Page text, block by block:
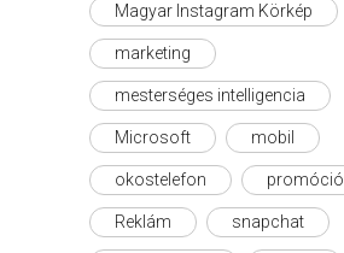
Magyar Instagram Körkép
marketing
mesterséges intelligencia
Microsoft mobil
okostelefon promóció
Reklám snapchat